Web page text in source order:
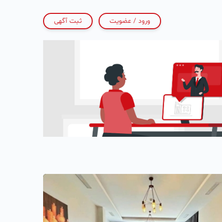
ورود / عضویت ثبت آگهی